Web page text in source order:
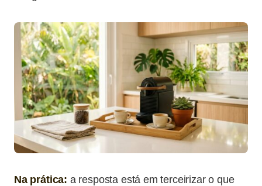
Na prática: a resposta está em terceirizar o que